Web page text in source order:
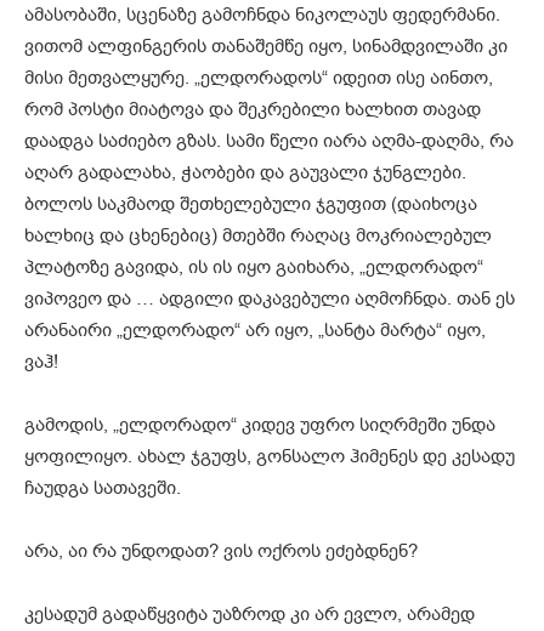
ამასობაში, სცენაზე გამოჩნდა ნიკოლაუს ფედერმანი.
ვითომ ალფინგერის თანაშემწე იყო, სინამდვილაში კი
მისი მეთვალყურე. „ელდორადოს“ იდეით ისე აინთო,
რომ პოსტი მიატოვა და შეკრებილი ხალხით თავად
დაადგა საძიებო გზას. სამი წელი იარა აღმა-დაღმა, რა
აღარ გადალახა, ჭაობები და გაუვალი ჯუნგლები.
ბოლოს საკმაოდ შეთხელებული ჯგუფით (დაიხოცა
ხალხიც და ცხენებიც) მთებში რაღაც მოკრიალებულ
პლატოზე გავიდა, ის ის იყო გაიხარა, „ელდორადო“
ვიპოვეო და … ადგილი დაკავებული აღმოჩნდა. თან ეს
არანაირი „ელდორადო“ არ იყო, „სანტა მარტა“ იყო,
ვაჰ!
გამოდის, „ელდორადო“ კიდევ უფრო სიღრმეში უნდა
ყოფილიყო. ახალ ჯგუფს, გონსალო ჰიმენეს დე კესადუ
ჩაუდგა სათავეში.
არა, აი რა უნდოდათ? ვის ოქროს ეძებდნენ?
კესადუმ გადაწყვიტა უაზროდ კი არ ევლო, არამედ